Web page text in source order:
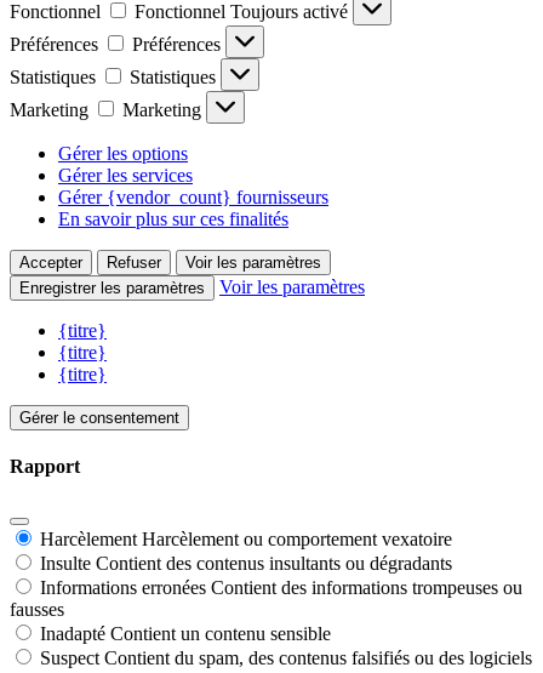
Fonctionnel
Fonctionnel Toujours activé
Préférences
Préférences
Statistiques
Statistiques
Marketing
Marketing
Gérer les options
Gérer les services
Gérer {vendor_count} fournisseurs
En savoir plus sur ces finalités
Accepter Refuser
Voir les paramètres
Enregistrer les paramètres
Voir les paramètres
{titre}
{titre}
{titre}
Gérer le consentement
Rapport
Harcèlement Harcèlement ou comportement vexatoire
Insulte Contient des contenus insultants ou dégradants
Informations erronées Contient des informations trompeuses ou
fausses
Inadapté Contient un contenu sensible
Suspect Contient du spam, des contenus falsifiés ou des logiciels